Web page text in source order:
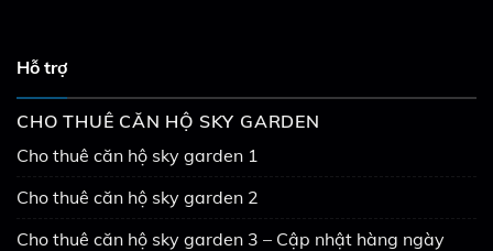
Hỗ trợ
CHO THUÊ CĂN HỘ SKY GARDEN
Cho thuê căn hộ sky garden 1
Cho thuê căn hộ sky garden 2
Cho thuê căn hộ sky garden 3 – Cập nhật hàng ngày